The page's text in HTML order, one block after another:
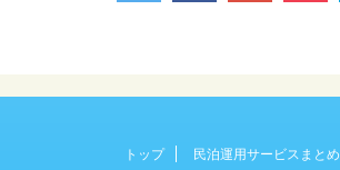
トップ 民泊運用サービスまとめ